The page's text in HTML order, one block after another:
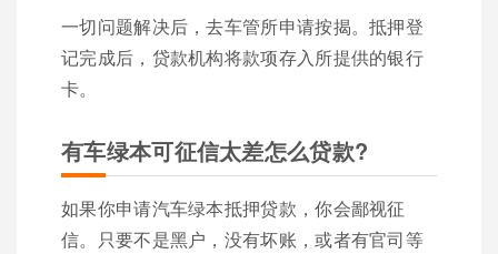
一切问题解决后，去车管所申请按揭。抵押登
记完成后，贷款机构将款项存入所提供的银行
卡。
有车绿本可征信太差怎么贷款?
如果你申请汽车绿本抵押贷款，你会鄙视征
信。只要不是黑户，没有坏账，或者有官司等